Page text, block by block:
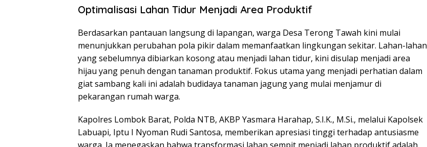
Optimalisasi Lahan Tidur Menjadi Area Produktif
Berdasarkan pantauan langsung di lapangan, warga Desa Terong Tawah kini mulai
menunjukkan perubahan pola pikir dalam memanfaatkan lingkungan sekitar. Lahan-lahan
yang sebelumnya dibiarkan kosong atau menjadi lahan tidur, kini disulap menjadi area
hijau yang penuh dengan tanaman produktif. Fokus utama yang menjadi perhatian dalam
giat sambang kali ini adalah budidaya tanaman jagung yang mulai menjamur di
pekarangan rumah warga.
Kapolres Lombok Barat, Polda NTB, AKBP Yasmara Harahap, S.I.K., M.Si., melalui Kapolsek
Labuapi, Iptu I Nyoman Rudi Santosa, memberikan apresiasi tinggi terhadap antusiasme